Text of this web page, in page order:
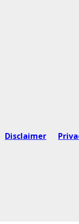
Disclaimer